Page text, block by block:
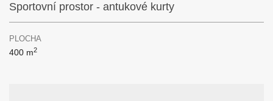
Sportovní prostor - antukové kurty
PLOCHA
400 m2